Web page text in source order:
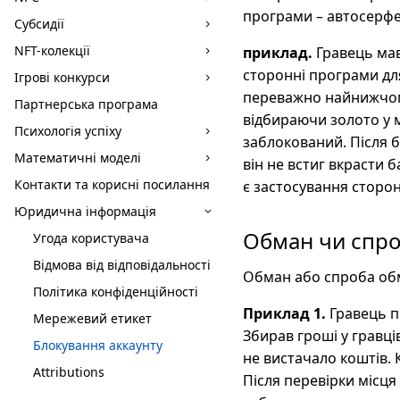
Субсидії
NFT-колекції
Ігрові конкурси
Партнерська програма
Психологія успіху
Математичні моделі
Контакти та корисні посилання
Юридична інформація
Угода користувача
Відмова від відповідальності
Політика конфіденційності
Мережевий етикет
Блокування аккаунту
Attributions
програми –
приклад. Гравець
сторонні програми
переважно
відбираючи золото у
заблокований. Після
він не встиг
є застосування
Обман чи
Обман або спроба
Приклад 1. Гравець
Збирав гроші у
не вистачало коштів.
Після перевірки